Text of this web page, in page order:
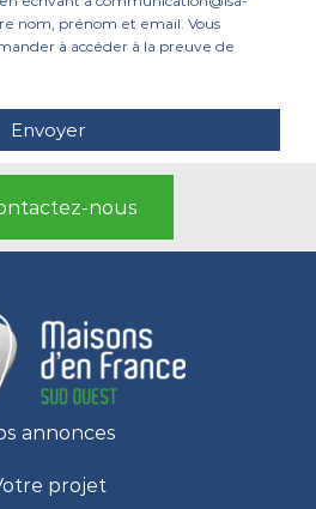
nom, prénom et email. Vous
à accéder à la preuve de
nous
annonces
projet